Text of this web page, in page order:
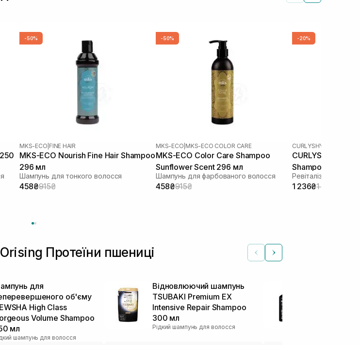
-50%
MKS-ECO FINE HAIR
MKS-ECO Nourish Fine Hair Shampoo
296 мл
Шампунь для тонкого волосся
458₴915₴
-50%
MKS-ECO MKS-ECO COLOR CARE
MKS-ECO Color Care Shampoo
Sunflower Scent 296 мл
Шампунь для фарбованого волосся
458₴915₴
-20%
CURLYSHYLL
CURLYSHYLL
Shampoo для
голови та
Ревіталізуючий
1 236₴1 545₴
Протеїни пшениці
для
об'єму
High Class
Volume Shampoo
мл
шампунь для волосся
Відновлюючий шампунь
TSUBAKI Premium EX
Intensive Repair Shampoo
300 мл
Рідкий шампунь для волосся